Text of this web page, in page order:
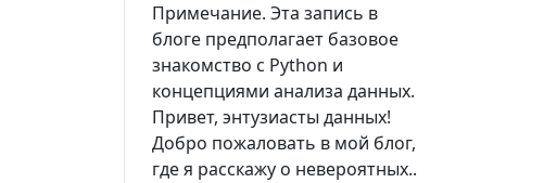
Примечание. Эта запись в
блоге предполагает базовое
знакомство с Python и
концепциями анализа данных.
Привет, энтузиасты данных!
Добро пожаловать в мой блог,
где я расскажу о невероятных..